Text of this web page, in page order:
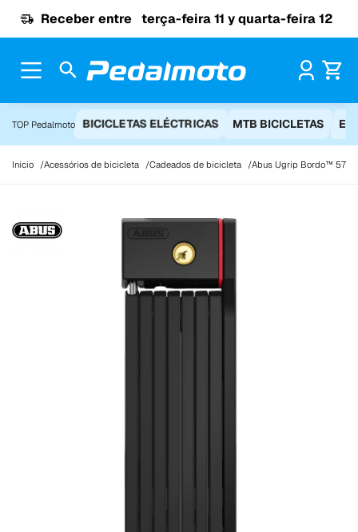
Receber entre terça-feira 11 y quarta-feira 12
TOP Pedalmoto BICICLETAS ELÉCTRICAS MTB BICICLETAS
Início Acessórios de bicicleta Cadeados de bicicleta Abus Ugrip Bordo™